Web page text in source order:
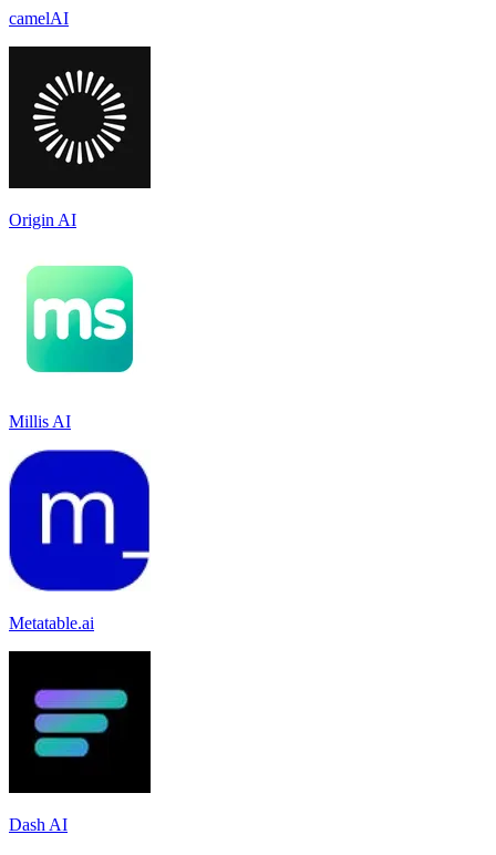
camelAI
Origin AI
Millis AI
Metatable.ai
Dash AI